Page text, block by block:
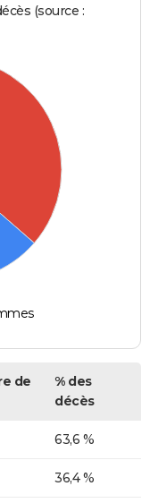
(source :
de
% des
décès
63,6 %
36,4 %